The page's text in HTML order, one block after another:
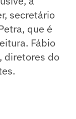
secretário
que é
Fábio
diretores do